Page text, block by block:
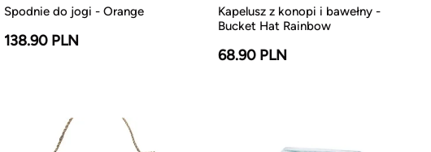
Spodnie do jogi - Orange
138.90 PLN
Kapelusz z konopi i bawełny -
Bucket Hat Rainbow
68.90 PLN